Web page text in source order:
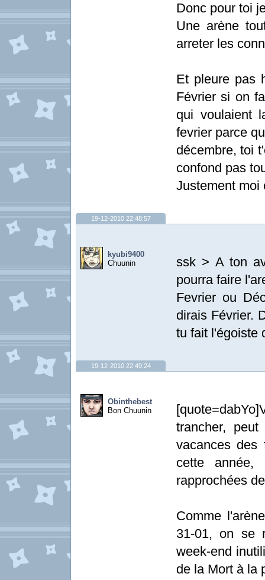
Donc pour toi
Une arène
arreter les
Et pleure pas
Février si on
qui voulaient
fevrier parce
décembre, toi
confond pas
Justement moi
19-12-2010 22:48:57
kyubi9400
Chuunin
ssk > A ton
pourra faire
Fevrier ou
dirais Février.
tu fait l'égoiste
19-12-2010 22:49:24
Obinthebest
Bon Chuunin
trancher,
vacances des
cette année,
rapprochées
Comme
31-01, on se
week-end
de la Mort à la